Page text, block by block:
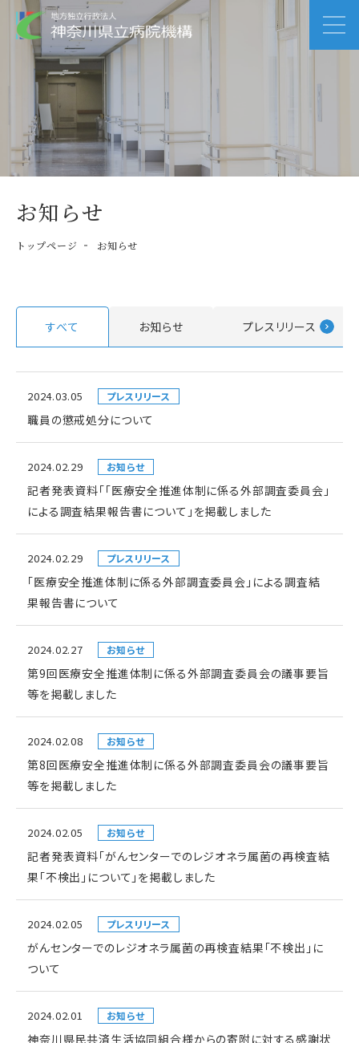
お知らせ
トップページ お知らせ
すべて お知らせ プレスリリース
2024.03.05 プレスリリース
職員の懲戒処分について
2024.02.29 お知らせ
記者発表資料「「医療安全推進体制に係る外部調査委員会」
による調査結果報告書について」を掲載しました
2024.02.29 プレスリリース
「医療安全推進体制に係る外部調査委員会」による調査結
果報告書について
2024.02.27 お知らせ
第9回医療安全推進体制に係る外部調査委員会の議事要旨
等を掲載しました
2024.02.08 お知らせ
第8回医療安全推進体制に係る外部調査委員会の議事要旨
等を掲載しました
2024.02.05 お知らせ
記者発表資料「がんセンターでのレジオネラ属菌の再検査結
果「不検出」について」を掲載しました
2024.02.05 プレスリリース
がんセンターでのレジオネラ属菌の再検査結果「不検出」に
ついて
2024.02.01 お知らせ
神奈川県民共済生活協同組合様からの寄附に対する感謝状